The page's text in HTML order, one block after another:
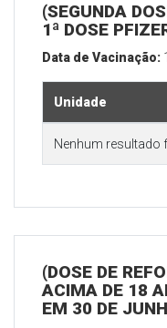
(SEGUNDA
1ª DOSE
Data de Vacinação:
Unidade
Nenhum resultado
(DOSE DE
ACIMA DE 18
EM 30 DE